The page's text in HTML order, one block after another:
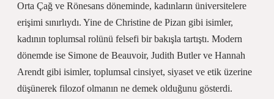
Orta Çağ ve Rönesans döneminde, kadınların üniversitelere
erişimi sınırlıydı. Yine de Christine de Pizan gibi isimler,
kadının toplumsal rolünü felsefi bir bakışla tartıştı. Modern
dönemde ise Simone de Beauvoir, Judith Butler ve Hannah
Arendt gibi isimler, toplumsal cinsiyet, siyaset ve etik üzerine
düşünerek filozof olmanın ne demek olduğunu gösterdi.